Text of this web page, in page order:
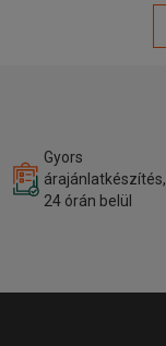
Gyors
árajánlatkészítés,
24 órán belül